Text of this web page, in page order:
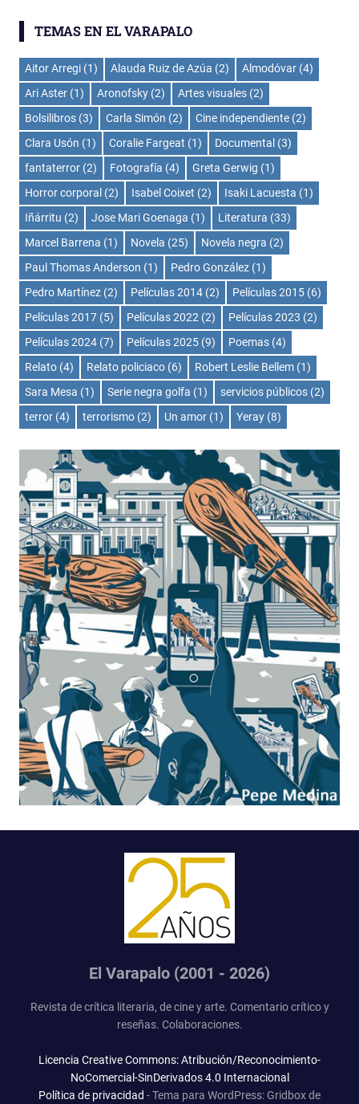
TEMAS EN EL VARAPALO
Aitor Arregi (1) Alauda Ruiz de Azúa (2) Almodóvar (4)
Ari Aster (1) Aronofsky (2) Artes visuales (2)
Bolsilibros (3) Carla Simón (2) Cine independiente (2)
Clara Usón (1) Coralie Fargeat (1) Documental (3)
fantaterror (2) Fotografía (4) Greta Gerwig (1)
Horror corporal (2) Isabel Coixet (2) Isaki Lacuesta (1)
Iñárritu (2) Jose Mari Goenaga (1) Literatura (33)
Marcel Barrena (1) Novela (25) Novela negra (2)
Paul Thomas Anderson (1) Pedro González (1)
Pedro Martínez (2) Películas 2014 (2) Películas 2015 (6)
Películas 2017 (5) Películas 2022 (2) Películas 2023 (2)
Películas 2024 (7) Películas 2025 (9) Poemas (4)
Relato (4) Relato policiaco (6) Robert Leslie Bellem (1)
Sara Mesa (1) Serie negra golfa (1) servicios públicos (2)
terror (4) terrorismo (2) Un amor (1) Yeray (8)
El Varapalo (2001 - 2026)
Revista de crítica literaria, de cine y arte. Comentario crítico y
reseñas. Colaboraciones.
Licencia Creative Commons: Atribución/Reconocimiento-
NoComercial-SinDerivados 4.0 Internacional
Política de privacidad -Tema para WordPress: Gridbox de